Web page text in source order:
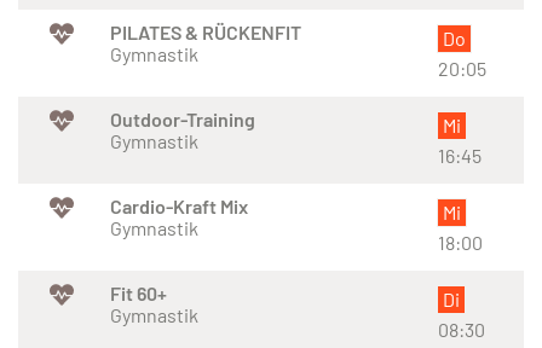
PILATES & RÜCKENFIT
Gymnastik
Do
20:05
Outdoor-Training
Gymnastik
Mi
16:45
Cardio-Kraft Mix
Gymnastik
Mi
18:00
Fit 60+
Gymnastik
Di
08:30